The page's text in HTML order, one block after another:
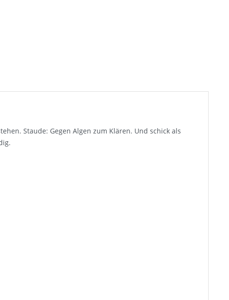
Staude: Gegen Algen zum Klären. Und schick als